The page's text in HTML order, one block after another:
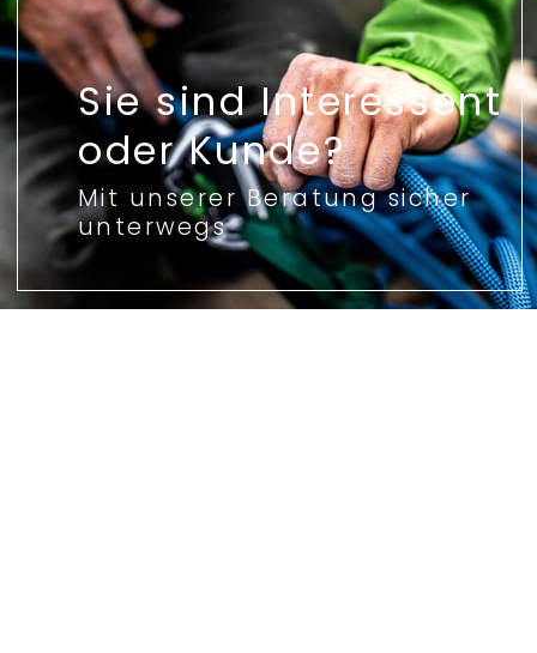
Sie sind Interessent
oder Kunde?
Mit unserer Beratung sicher
unterwegs